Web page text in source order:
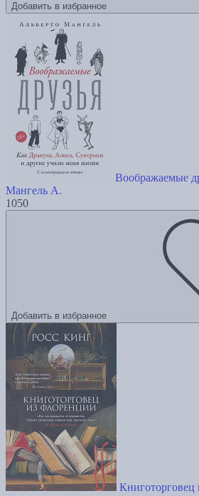
Добавить в избранное
Воображаемые
Мангель А.
1050
Добавить в избранное